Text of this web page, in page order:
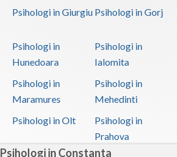
Psihologi in Constanta
Psihologi in Giurgiu Psihologi in Gorj
Psihologi in
Hunedoara
Psihologi in
Ialomita
Psihologi in
Maramures
Psihologi in
Mehedinti
Psihologi in Olt
Psihologi in
Prahova